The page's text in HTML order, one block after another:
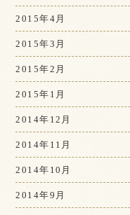
2015年4月
2015年3月
2015年2月
2015年1月
2014年12月
2014年11月
2014年10月
2014年9月